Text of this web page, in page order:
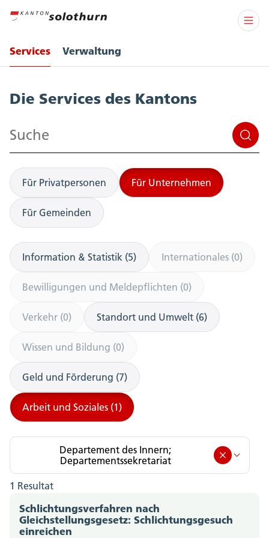
Services Verwaltung
Die Services des Kantons
Suchen
Für Privatpersonen Für Unternehmen
Für Gemeinden
Information & Statistik (5) Internationales (0)
Bewilligungen und Meldepflichten (0)
Verkehr (0) Standort und Umwelt (6)
Wissen und Bildung (0)
Geld und Förderung (7)
Arbeit und Soziales (1)
Departement des Innern;
Departementssekretariat
Departement des Innern; Departementssekretariat
(1)
Amt für Berufsbildung, Mittel- und Hochschulen
1 Resultat
Schlichtungsverfahren nach
Gleichstellungsgesetz: Schlichtungsgesuch
einreichen